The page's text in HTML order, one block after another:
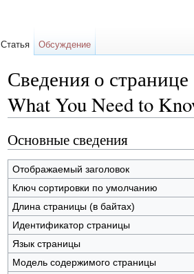
Сведения о
What You Need to
Основные сведения
Отображаемый заголовок
Ключ сортировки по умолчанию
Длина страницы (в байтах)
Идентификатор страницы
Язык страницы
Модель содержимого страницы
Статья Обсуждение